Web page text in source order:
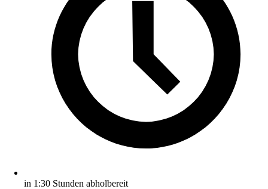
in 1:30 Stunden abholbereit